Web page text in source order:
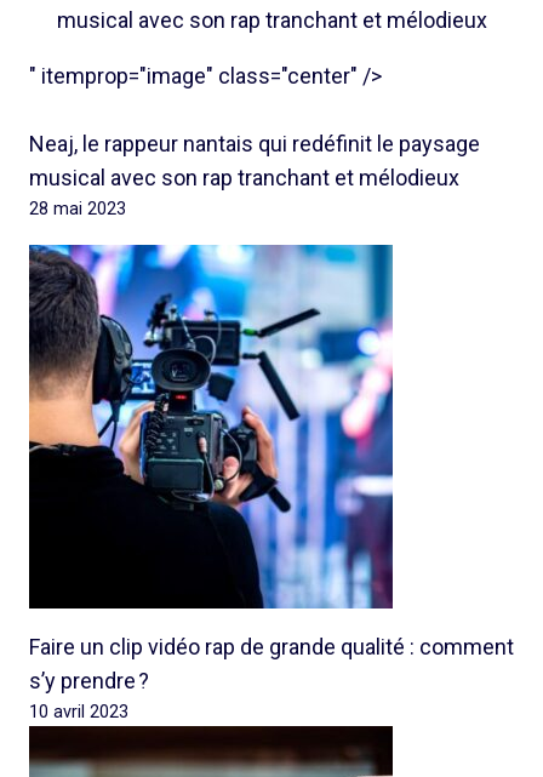
musical avec son rap tranchant et mélodieux
" itemprop="image" class="center" />
Neaj, le rappeur nantais qui redéfinit le paysage
musical avec son rap tranchant et mélodieux
28 mai 2023
Faire un clip vidéo rap de grande qualité : comment
s’y prendre ?
10 avril 2023